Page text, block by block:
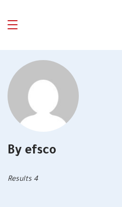
By efsco
4 Results